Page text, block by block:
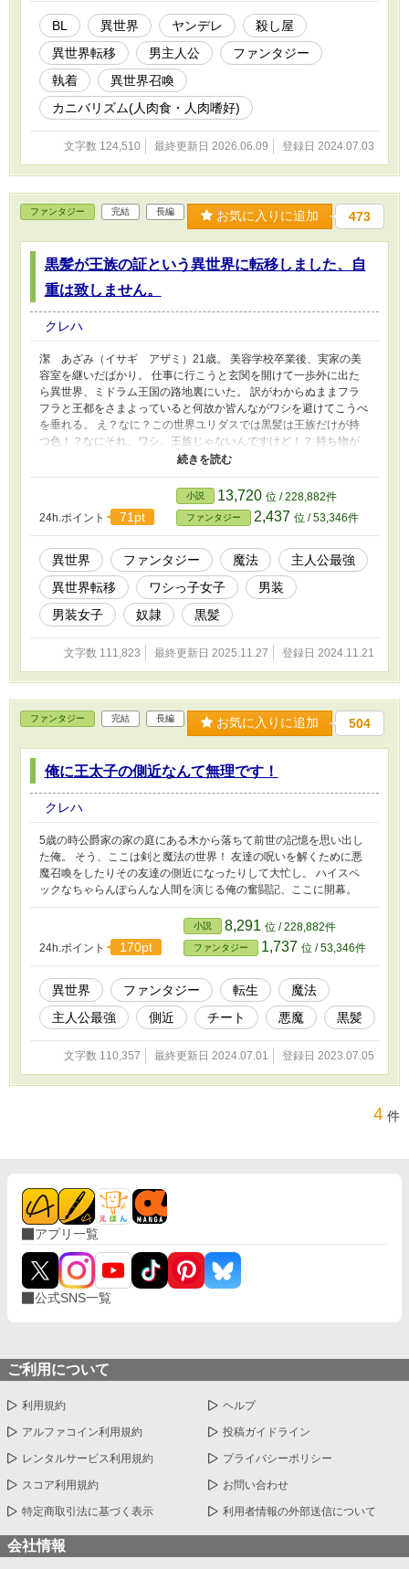
BL 異世界 ヤンデレ
殺し屋
異世界転移
男主人公
ファンタジー
執着
異世界召喚
カニバリズム(人肉食・人肉嗜好)
文字数 124,510 最終更新日 2026.06.09 登録日 2024.07.03
ファンタジー 完結 長編 お気に入りに追加 473
黒髪が王族の証という異世界に転移しました、自
重は致しません。
クレハ
潔 あざみ（イサギ アザミ）21歳。 美容学校卒業後、実家の美
容室を継いだばかり。 仕事に行こうと玄関を開けて一歩外に出た
ら異世界、ミドラム王国の路地裏にいた。 訳がわからぬままフラ
フラと王都をさまよっていると何故か皆んながワシを避けてこうべ
を垂れる。 え？なに？この世界ユリダスでは黒髪は王族だけが持
つ色！？なにそれ、ワシ、王族じゃないんですけど！？ 持ち物が
チートな物になっていたり趣味がチートなスキルに変換されていた
日をおくっていますが、なんとかこの世界で生き抜いてみせる！！
そんなワシっ子女子の男装物語、ここに開幕！
24h.ポイント
71pt
小説 13,720 位 / 228,882件
ファンタジー 2,437 位 / 53,346件
異世界 ファンタジー 魔法
主人公最強
異世界転移
ワシっ子女子
男装
男装女子
奴隷 黒髪
文字数 111,823 最終更新日 2025.11.27 登録日 2024.11.21
ファンタジー 完結 長編 お気に入りに追加 504
俺に王太子の側近なんて無理です！
クレハ
5歳の時公爵家の家の庭にある木から落ちて前世の記憶を思い出し
た俺。 そう、ここは剣と魔法の世界！ 友達の呪いを解くために悪
魔召喚をしたりその友達の側近になったりして大忙し。 ハイスペ
ックなちゃらんぽらんな人間を演じる俺の奮闘記、ここに開幕。
24h.ポイント 170pt
小説 8,291 位 / 228,882件
ファンタジー 1,737 位 / 53,346件
異世界 ファンタジー 転生
魔法
主人公最強
側近 チート 悪魔 黒髪
文字数 110,357 最終更新日 2024.07.01 登録日 2023.07.05
4 件
アプリ一覧
公式SNS一覧
ご利用について
利用規約 ヘルプ
アルファコイン利用規約 投稿ガイドライン
レンタルサービス利用規約 プライバシーポリシー
スコア利用規約 お問い合わせ
特定商取引法に基づく表示 利用者情報の外部送信について
会社情報